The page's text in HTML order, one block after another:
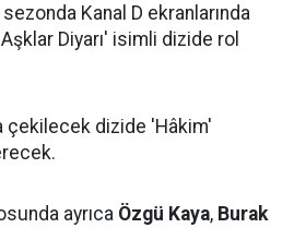
Kanal D ekranlarında
Diyarı' isimli dizide rol
çekilecek dizide 'Hâkim'
ayrıca Özgü Kaya, Burak